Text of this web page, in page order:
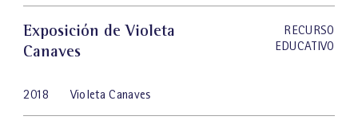
Exposición de Violeta
Canaves
RECURSO
EDUCATIVO
2018 Violeta Canaves